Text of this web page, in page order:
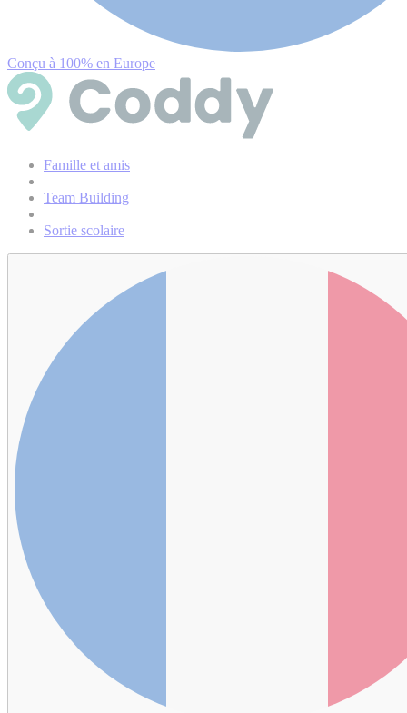
Conçu à 100% en Europe
Famille et amis
|
Team Building
|
Sortie scolaire